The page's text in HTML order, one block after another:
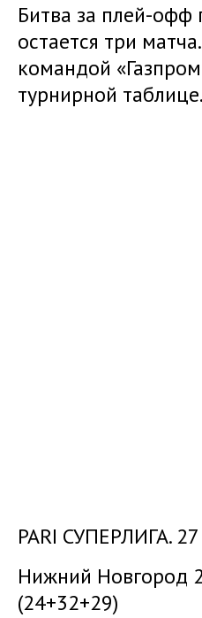
Битва за плей-офф
остается три
командой
турнирной таблице.
PARI СУПЕРЛИГА.
Нижний Новгород
(24+32+29)